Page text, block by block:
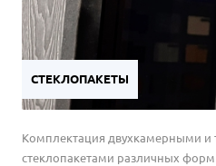
СТЕКЛОПАКЕТЫ
Комплектация двухкамерными
стеклопакетами различных